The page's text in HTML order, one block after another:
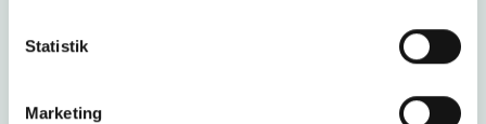
Statistik
Marketing